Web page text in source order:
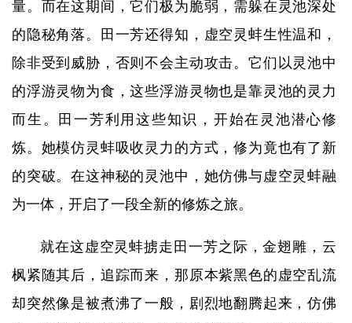
量。而在这期间，它们极为脆弱，需躲在灵池深处
的隐秘角落。田一芳还得知，虚空灵蚌生性温和，
除非受到威胁，否则不会主动攻击。它们以灵池中
的浮游灵物为食，这些浮游灵物也是靠灵池的灵力
而生。田一芳利用这些知识，开始在灵池潜心修
炼。她模仿灵蚌吸收灵力的方式，修为竟也有了新
的突破。在这神秘的灵池中，她仿佛与虚空灵蚌融
为一体，开启了一段全新的修炼之旅。
就在这虚空灵蚌掳走田一芳之际，金翅雕，云
枫紧随其后，追踪而来，那原本紫黑色的虚空乱流
却突然像是被煮沸了一般，剧烈地翻腾起来，仿佛